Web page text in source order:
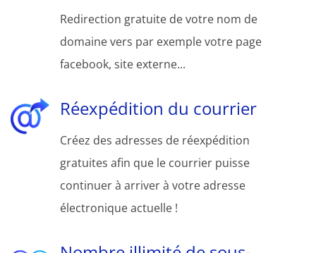
Redirection gratuite de votre nom de
domaine vers par exemple votre page
facebook, site externe...
Réexpédition du courrier
Créez des adresses de réexpédition
gratuites afin que le courrier puisse
continuer à arriver à votre adresse
électronique actuelle !